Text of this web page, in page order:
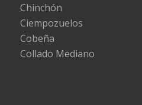
Chinchón
Ciempozuelos
Cobeña
Collado Mediano